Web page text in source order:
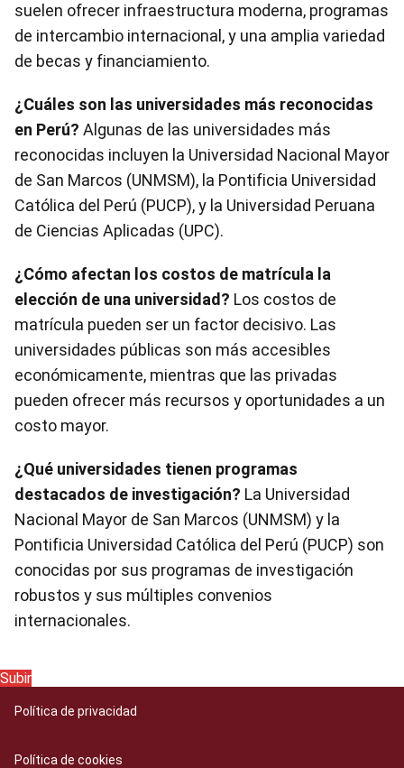
suelen ofrecer infraestructura moderna, programas
de intercambio internacional, y una amplia variedad
de becas y financiamiento.
¿Cuáles son las universidades más reconocidas
en Perú? Algunas de las universidades más
reconocidas incluyen la Universidad Nacional Mayor
de San Marcos (UNMSM), la Pontificia Universidad
Católica del Perú (PUCP), y la Universidad Peruana
de Ciencias Aplicadas (UPC).
¿Cómo afectan los costos de matrícula la
elección de una universidad? Los costos de
matrícula pueden ser un factor decisivo. Las
universidades públicas son más accesibles
económicamente, mientras que las privadas
pueden ofrecer más recursos y oportunidades a un
costo mayor.
¿Qué universidades tienen programas
destacados de investigación? La Universidad
Nacional Mayor de San Marcos (UNMSM) y la
Pontificia Universidad Católica del Perú (PUCP) son
conocidas por sus programas de investigación
robustos y sus múltiples convenios
internacionales.
Subir
Política de privacidad
Política de cookies